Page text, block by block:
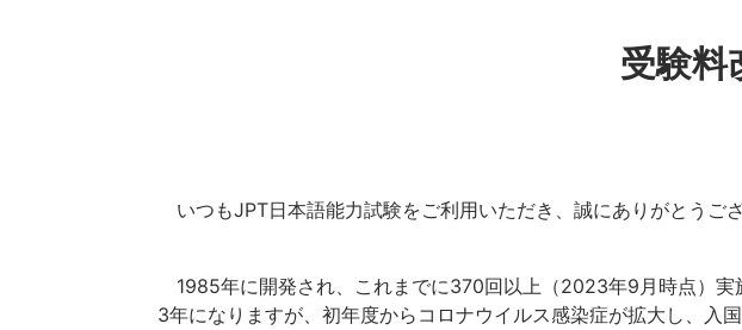
受験料
いつもJPT日本語能力試験をご利用いただき、誠にありがとうござ
1985年に開発され、これまでに370回以上（2023年9月時点）実
3年になりますが、初年度からコロナウイルス感染症が拡大し、入